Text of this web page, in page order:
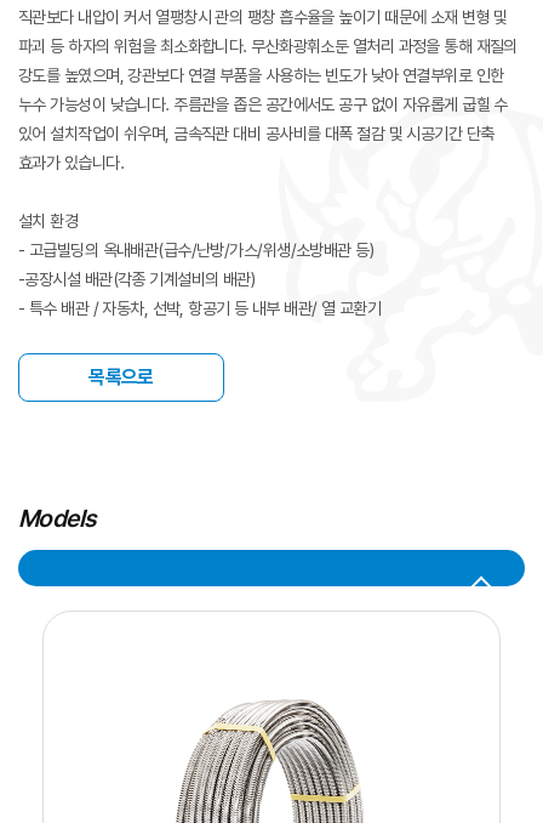
직관보다 내압이 커서 열팽창시 관의 팽창 흡수율을 높이기 때문에 소재 변형 및
파괴 등 하자의 위험을 최소화합니다. 무산화광휘소둔 열처리 과정을 통해 재질의
강도를 높였으며, 강관보다 연결 부품을 사용하는 빈도가 낮아 연결부위로 인한
누수 가능성이 낮습니다. 주름관을 좁은 공간에서도 공구 없이 자유롭게 굽힐 수
있어 설치작업이 쉬우며, 금속직관 대비 공사비를 대폭 절감 및 시공기간 단축
효과가 있습니다.
설치 환경
- 고급빌딩의 옥내배관(급수/난방/가스/위생/소방배관 등)
-공장시설 배관(각종 기계설비의 배관)
- 특수 배관 / 자동차, 선박, 항공기 등 내부 배관/ 열 교환기
목록으로
Models